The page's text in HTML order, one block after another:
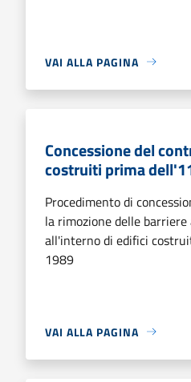
VAI ALLA PAGINA
Concessione del
costruiti prima
Procedimento di
la rimozione delle
all'interno di edifici
1989
VAI ALLA PAGINA